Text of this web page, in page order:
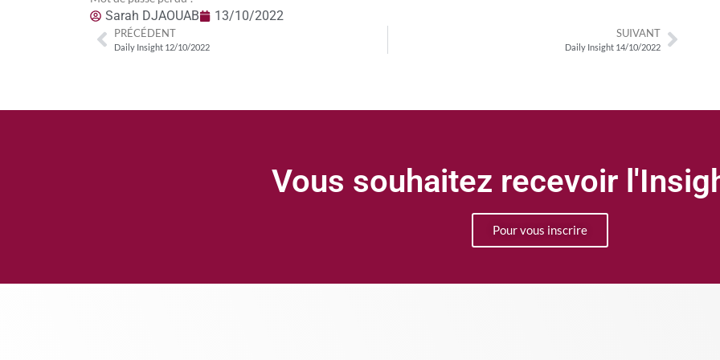
Sarah DJAOUAB 13/10/2022
PRÉCÉDENT
Daily Insight 12/10/2022
SUIVANT
Daily Insight 14/10/2022
Vous souhaitez recevoir
Pour vous inscrire